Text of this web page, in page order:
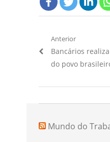
Navegação
de
Anterior
Artigo
Anterior:
Bancários
do povo
Mundo do